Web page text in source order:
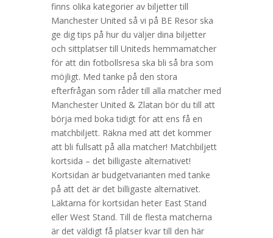
finns olika kategorier av biljetter till
Manchester United så vi på BE Resor ska
ge dig tips på hur du väljer dina biljetter
och sittplatser till Uniteds hemmamatcher
för att din fotbollsresa ska bli så bra som
möjligt. Med tanke på den stora
efterfrågan som råder till alla matcher med
Manchester United & Zlatan bör du till att
börja med boka tidigt för att ens få en
matchbiljett. Räkna med att det kommer
att bli fullsatt på alla matcher! Matchbiljett
kortsida – det billigaste alternativet!
Kortsidan är budgetvarianten med tanke
på att det är det billigaste alternativet.
Läktarna för kortsidan heter East Stand
eller West Stand. Till de flesta matcherna
är det väldigt få platser kvar till den här